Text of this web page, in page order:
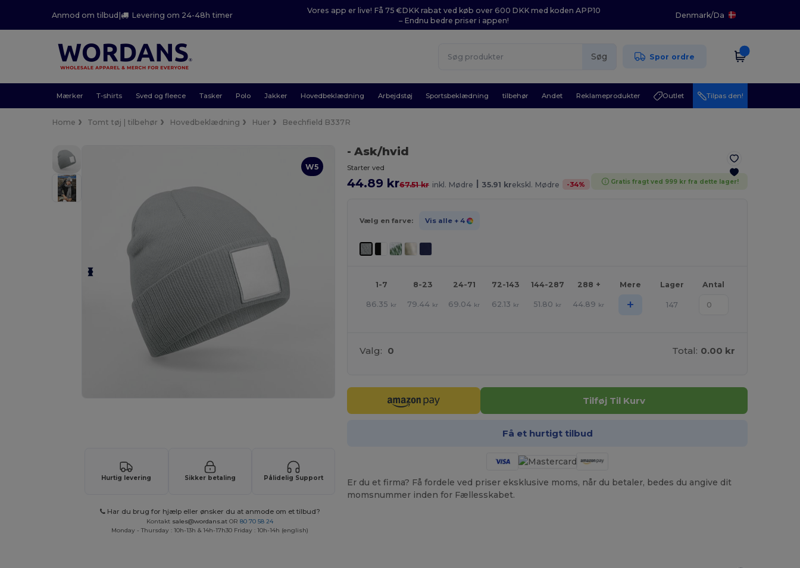
Anmod om tilbud| Levering om 24-48h timer
Vores app er live! Få 75 €DKK rabat ved køb over 600 DKK med koden APP10
– Endnu bedre priser i appen!
Denmark/Da
Søg Spor ordre
Mærker T-shirts Sved og fleece Tasker Polo Jakker Hovedbeklædning Arbejdstøj Sportsbeklædning tilbehør Andet Reklameprodukter Outlet Tilpas den!
Home Tomt tøj | tilbehør Hovedbeklædning Huer Beechfield B337R
W5
Hurtig levering Sikker betaling Pålidelig Support
Har du brug for hjælp eller ønsker du at anmode om et tilbud?
Kontakt sales@wordans.at OR80 70 58 24
Monday - Thursday : 10h-13h & 14h-17h30 Friday : 10h-14h (english)
- Ask/hvid
Starter ved
44.89 kr67.51 kr inkl. Mødre | 35.91 krekskl. Mødre -34% Gratis fragt ved 999 kr fra dette lager!
Vælg en farve: Vis alle + 4
1-7 8-23 24-71 72-143 144-287 288 + Mere Lager Antal
86.35 kr 79.44 kr 69.04 kr 62.13 kr 51.80 kr 44.89 kr + 147
Valg: 0 Total: 0.00 kr
Tilføj Til Kurv
Få et hurtigt tilbud
Er du et firma? Få fordele ved priser eksklusive moms, når du betaler, bedes du angive dit
momsnummer inden for Fællesskabet.